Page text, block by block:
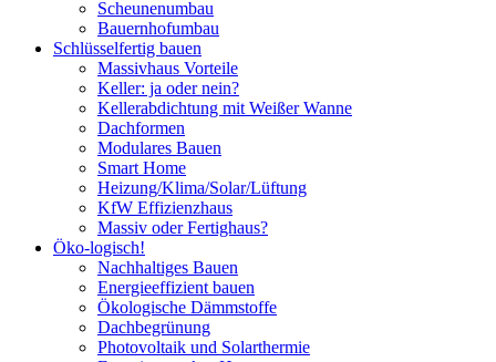
Scheunenumbau
Bauernhofumbau
Schlüsselfertig bauen
Massivhaus Vorteile
Keller: ja oder nein?
Kellerabdichtung mit Weißer Wanne
Dachformen
Modulares Bauen
Smart Home
Heizung/Klima/Solar/Lüftung
KfW Effizienzhaus
Massiv oder Fertighaus?
Öko-logisch!
Nachhaltiges Bauen
Energieeffizient bauen
Ökologische Dämmstoffe
Dachbegrünung
Photovoltaik und Solarthermie